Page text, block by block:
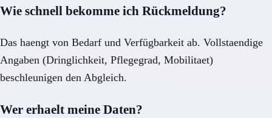
Wie schnell bekomme ich Rückmeldung?
Das haengt von Bedarf und Verfügbarkeit ab. Vollstaendige
Angaben (Dringlichkeit, Pflegegrad, Mobilitaet)
beschleunigen den Abgleich.
Wer erhaelt meine Daten?